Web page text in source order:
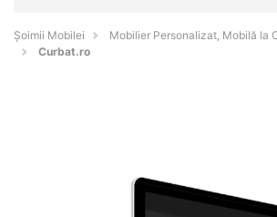
Șoimii Mobilei
Mobilier Personalizat, Mobilă la
Curbat.ro